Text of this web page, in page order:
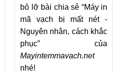
bỏ lỡ bài chia sẻ “Máy in
mã vạch bị mất nét -
Nguyên nhân, cách khắc
phục” của
Mayintemmavach.net
nhé!